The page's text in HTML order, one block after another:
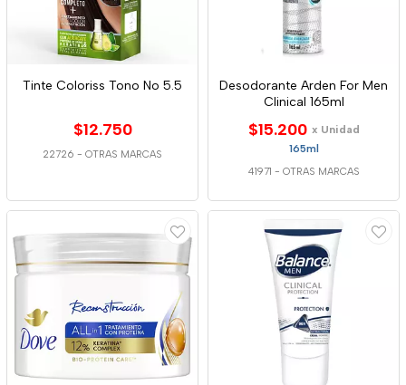
Tinte Coloriss Tono No 5.5
$12.750
22726 - OTRAS MARCAS
Desodorante Arden For Men
Clinical 165ml
$15.200 x Unidad
165ml
41971 - OTRAS MARCAS